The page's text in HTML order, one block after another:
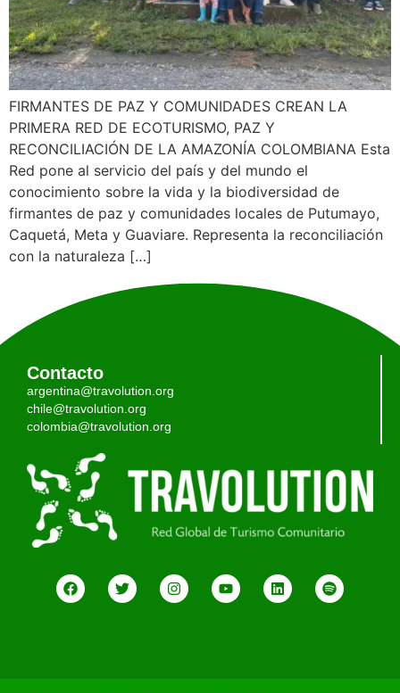
FIRMANTES DE PAZ Y COMUNIDADES CREAN LA
PRIMERA RED DE ECOTURISMO, PAZ Y
RECONCILIACIÓN DE LA AMAZONÍA COLOMBIANA Esta
Red pone al servicio del país y del mundo el
conocimiento sobre la vida y la biodiversidad de
firmantes de paz y comunidades locales de Putumayo,
Caquetá, Meta y Guaviare. Representa la reconciliación
con la naturaleza […]
Contacto
argentina@travolution.org
chile@travolution.org
colombia@travolution.org